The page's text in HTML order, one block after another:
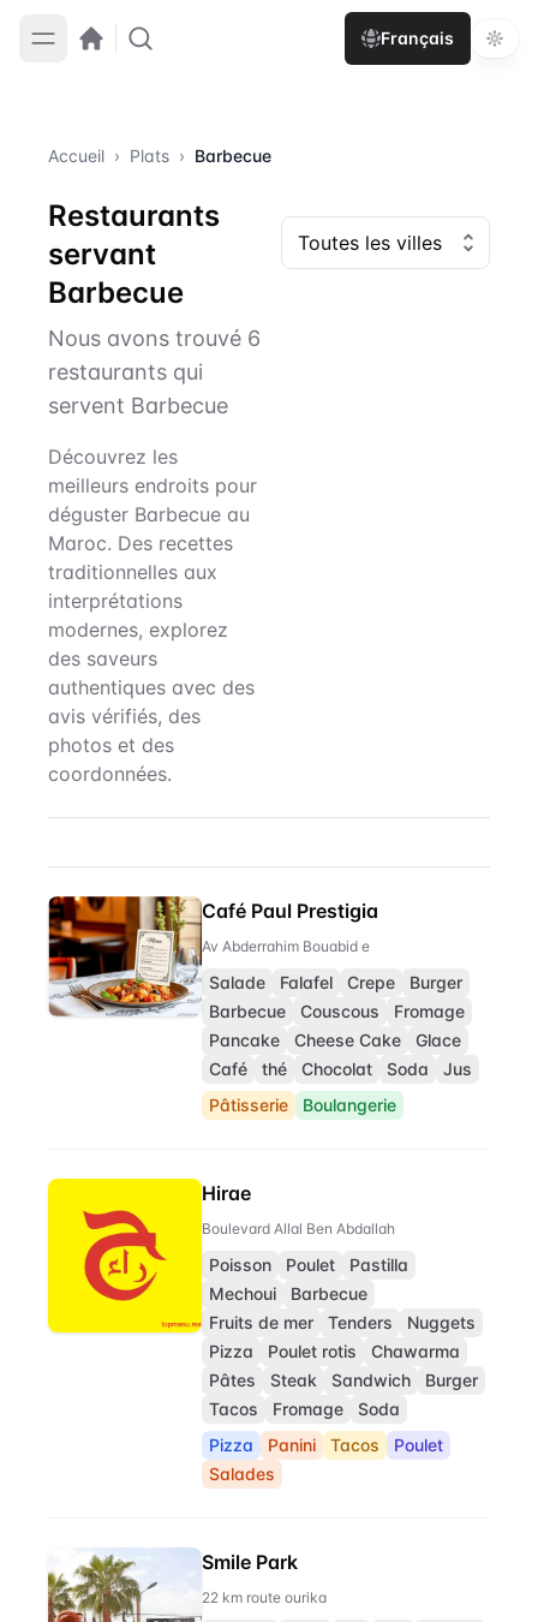
Français
Accueil › Plats › Barbecue
Restaurants
servant
Barbecue
Nous avons trouvé 6
restaurants qui
servent Barbecue
Découvrez les
meilleurs endroits pour
déguster Barbecue au
Maroc. Des recettes
traditionnelles aux
interprétations
modernes, explorez
des saveurs
authentiques avec des
avis vérifiés, des
photos et des
coordonnées.
Café Paul Prestigia
Av Abderrahim Bouabid e
Salade Falafel Crepe
Burger
Barbecue
Couscous
Fromage
Pancake
Cheese Cake
Glace
Café
thé Chocolat Soda
Jus
Pâtisserie
Boulangerie
Hirae
Boulevard Allal Ben Abdallah
Poisson Poulet
Pastilla
Mechoui
Barbecue
Fruits de mer
Tenders
Nuggets
Pizza
Poulet rotis
Chawarma
Pâtes
Steak Sandwich
Burger
Tacos
Fromage
Soda
Pizza
Panini Tacos
Poulet
Salades
Smile Park
22 km route ourika